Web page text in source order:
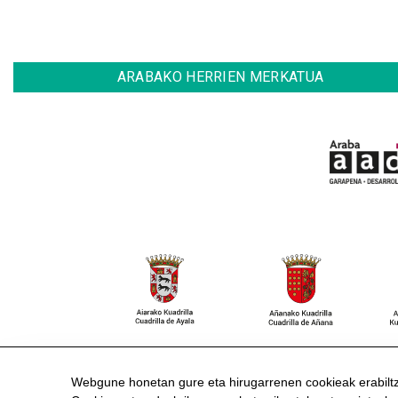
ARABAKO HERRIEN MERKATUA
HARREMANETARAKO